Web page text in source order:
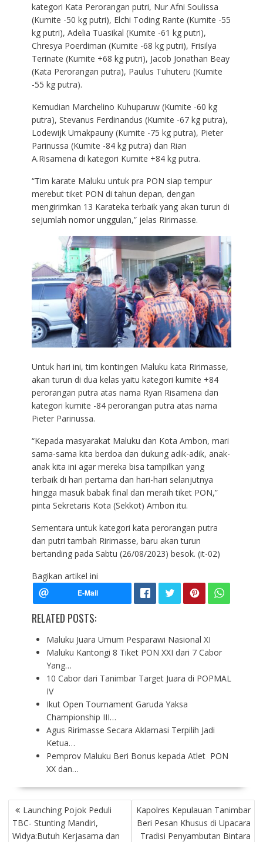
kategori Kata Perorangan putri, Nur Afni Soulissa
(Kumite -50 kg putri), Elchi Toding Rante (Kumite -55
kg putri), Adelia Tuasikal (Kumite -61 kg putri),
Chresya Poerdiman (Kumite -68 kg putri), Frisilya
Terinate (Kumite +68 kg putri), Jacob Jonathan Beay
(Kata Perorangan putra), Paulus Tuhuteru (Kumite
-55 kg putra).
Kemudian Marchelino Kuhuparuw (Kumite -60 kg
putra), Stevanus Ferdinandus (Kumite -67 kg putra),
Lodewijk Umakpauny (Kumite -75 kg putra), Pieter
Parinussa (Kumite -84 kg putra) dan Rian
A.Risamena di kategori Kumite +84 kg putra.
“Tim karate Maluku untuk pra PON siap tempur
merebut tiket PON di tahun depan, dengan
mengirimkan 13 Karateka terbaik yang akan turun di
sejumlah nomor unggulan,” jelas Ririmasse.
Untuk hari ini, tim kontingen Maluku kata Ririmasse,
akan turun di dua kelas yaitu kategori kumite +84
perorangan putra atas nama Ryan Risamena dan
kategori kumite -84 perorangan putra atas nama
Pieter Parinussa.
“Kepada masyarakat Maluku dan Kota Ambon, mari
sama-sama kita berdoa dan dukung adik-adik, anak-
anak kita ini agar mereka bisa tampilkan yang
terbaik di hari pertama dan hari-hari selanjutnya
hingga masuk babak final dan meraih tiket PON,”
pinta Sekretaris Kota (Sekkot) Ambon itu.
Sementara untuk kategori kata perorangan putra
dan putri tambah Ririmasse, baru akan turun
bertanding pada Sabtu (26/08/2023) besok. (it-02)
Bagikan artikel ini
RELATED POSTS:
Maluku Juara Umum Pesparawi Nasional XI
Maluku Kantongi 8 Tiket PON XXI dari 7 Cabor
Yang…
10 Cabor dari Tanimbar Target Juara di POPMAL
IV
Ikut Open Tournament Garuda Yaksa
Championship III…
Agus Ririmasse Secara Aklamasi Terpilih Jadi
Ketua…
Pemprov Maluku Beri Bonus kepada Atlet PON
XX dan…
P
O
S
Launching Pojok Peduli
TBC- Stunting Mandiri,
Widya:Butuh Kerjasama dan
Kapolres Kepulauan Tanimbar
Beri Pesan Khusus di Upacara
Tradisi Penyambutan Bintara